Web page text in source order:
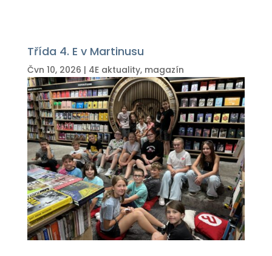
Třída 4. E v Martinusu
Čvn 10, 2026 | 4E aktuality, magazín